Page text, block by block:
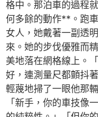
格中。那泊車的過程
何多餘的動作**。跑
女人，她戴著一副透
來。她的步伐優雅而
美地落在網格線上。
好，連測量尺都顫抖
輕蔑地掃了一眼他那
「新手，你的車技像